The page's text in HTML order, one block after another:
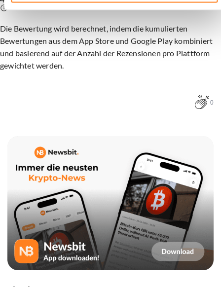
Die Bewertung wird berechnet, indem die kumulierten
Bewertungen aus dem App Store und Google Play kombiniert
und basierend auf der Anzahl der Rezensionen pro Plattform
gewichtet werden.
0